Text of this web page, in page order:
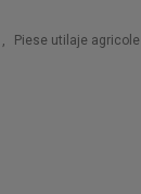
, Piese utilaje agricole